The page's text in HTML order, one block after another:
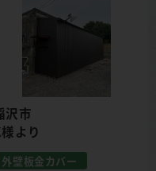
沢市
より
外壁板金カバー